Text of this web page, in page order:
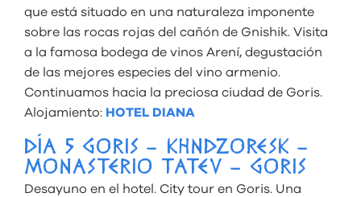
que está situado en una naturaleza imponente
sobre las rocas rojas del cañón de Gnishik. Visita
a la famosa bodega de vinos Arení, degustación
de las mejores especies del vino armenio.
Continuamos hacia la preciosa ciudad de Goris.
Alojamiento: HOTEL DIANA
DÍA 5 GORIS – KHNDZORESK –
MONASTERIO TATEV – GORIS
Desayuno en el hotel. City tour en Goris. Una